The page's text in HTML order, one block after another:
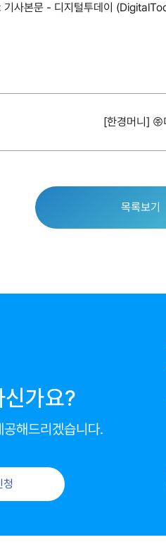
기사본문 - 디지털투데이
[한경머니] ㈜
목록보기
가요?
해드리겠습니다.
청